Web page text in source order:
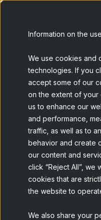
Information on the
We use cookies and
technologies. If you
accept some of our
on the extent of your
us to enhance our
and performance,
traffic, as well as to
behavior and create
our content and
click “Reject All”, we
cookies that are
the website to
We also share your